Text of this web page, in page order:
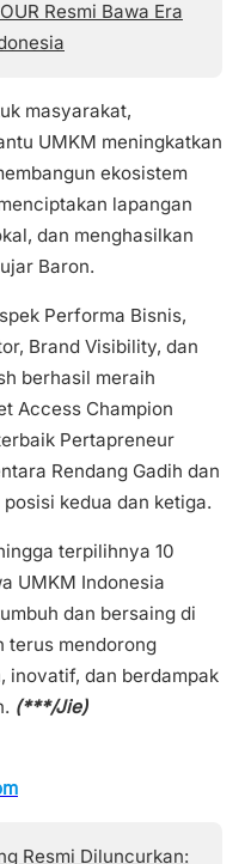
Resmi Bawa Era
masyarakat,
UMKM meningkatkan
ekosistem
lapangan
dan menghasilkan
Baron.
Performa Bisnis,
Brand Visibility, dan
berhasil meraih
Access Champion
Pertapreneur
Rendang Gadih dan
kedua dan ketiga.
terpilihnya 10
UMKM Indonesia
dan bersaing di
terus mendorong
inovatif, dan berdampak
(***/Jie)
Resmi Diluncurkan: